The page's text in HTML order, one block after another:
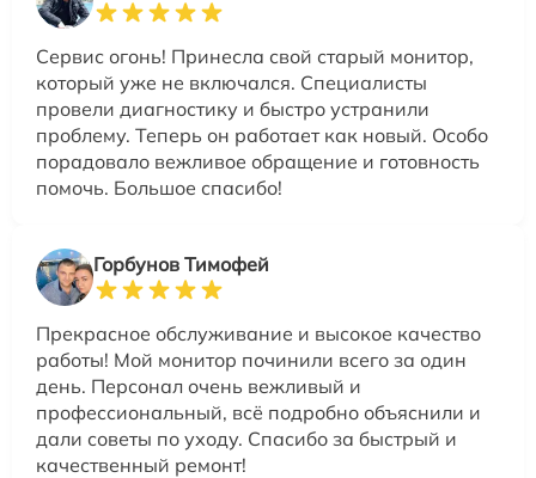
Сервис огонь! Принесла свой старый монитор,
который уже не включался. Специалисты
провели диагностику и быстро устранили
проблему. Теперь он работает как новый. Особо
порадовало вежливое обращение и готовность
помочь. Большое спасибо!
Горбунов Тимофей
Прекрасное обслуживание и высокое качество
работы! Мой монитор починили всего за один
день. Персонал очень вежливый и
профессиональный, всё подробно объяснили и
дали советы по уходу. Спасибо за быстрый и
качественный ремонт!